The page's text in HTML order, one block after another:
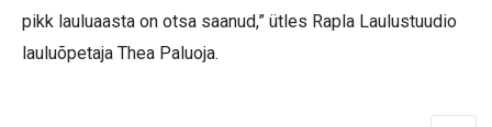
pikk lauluaasta on otsa saanud,” ütles Rapla Laulustuudio
lauluõpetaja Thea Paluoja.